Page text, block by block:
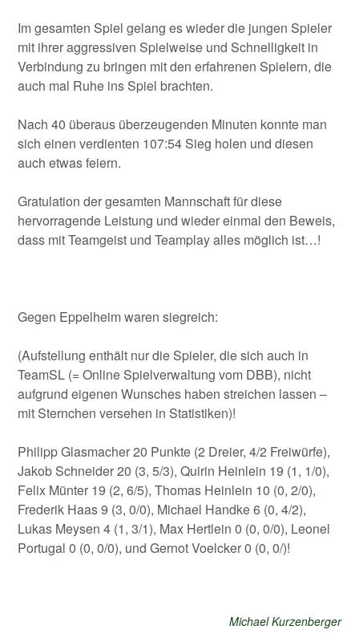
Im gesamten Spiel gelang es wieder die jungen Spieler
mit ihrer aggressiven Spielweise und Schnelligkeit in
Verbindung zu bringen mit den erfahrenen Spielern, die
auch mal Ruhe ins Spiel brachten.
Nach 40 überaus überzeugenden Minuten konnte man
sich einen verdienten 107:54 Sieg holen und diesen
auch etwas feiern.
Gratulation der gesamten Mannschaft für diese
hervorragende Leistung und wieder einmal den Beweis,
dass mit Teamgeist und Teamplay alles möglich ist…!
Gegen Eppelheim waren siegreich:
(Aufstellung enthält nur die Spieler, die sich auch in
TeamSL (= Online Spielverwaltung vom DBB), nicht
aufgrund eigenen Wunsches haben streichen lassen –
mit Sternchen versehen in Statistiken)!
Philipp Glasmacher 20 Punkte (2 Dreier, 4/2 Freiwürfe),
Jakob Schneider 20 (3, 5/3), Quirin Heinlein 19 (1, 1/0),
Felix Münter 19 (2, 6/5), Thomas Heinlein 10 (0, 2/0),
Frederik Haas 9 (3, 0/0), Michael Handke 6 (0, 4/2),
Lukas Meysen 4 (1, 3/1), Max Hertlein 0 (0, 0/0), Leonel
Portugal 0 (0, 0/0), und Gernot Voelcker 0 (0, 0/)!
Michael Kurzenberger